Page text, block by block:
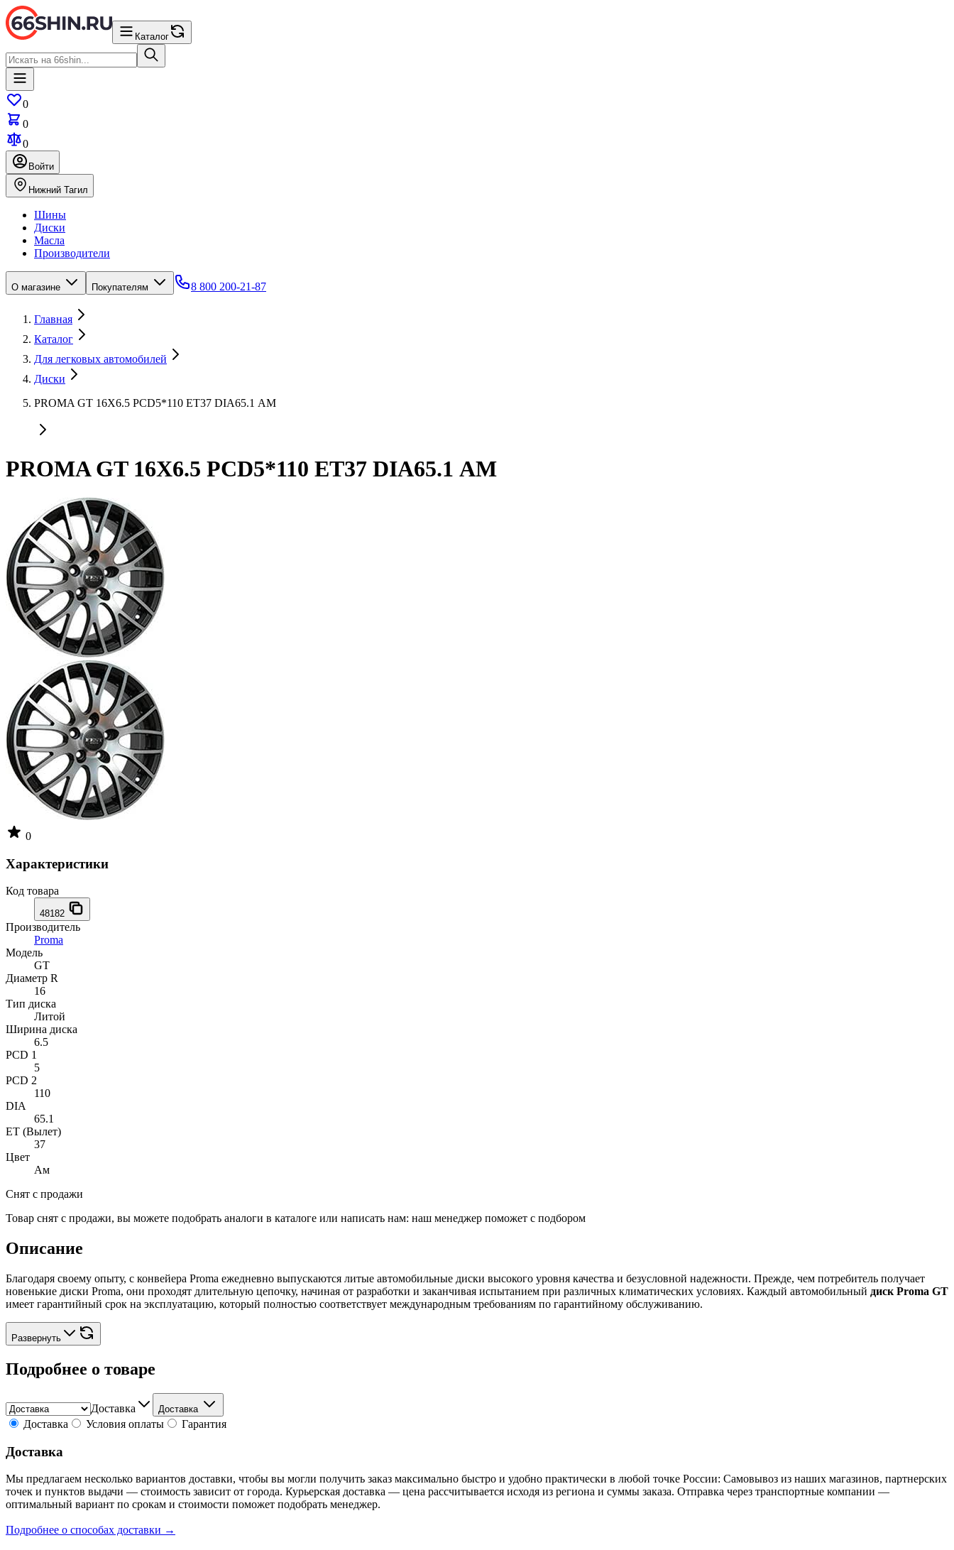
Каталог
0
0
0
Войти
Нижний Тагил
Шины
Диски
Масла
Производители
О магазине Покупателям 8 800 200-21-87
Главная
Каталог
Для легковых автомобилей
Диски
PROMA GT 16X6.5 PCD5*110 ET37 DIA65.1 АМ
PROMA GT 16X6.5 PCD5*110 ET37 DIA65.1 АМ
0
Характеристики
Код товара
48182
Производитель
Proma
Модель
GT
Диаметр R
16
Тип диска
Литой
Ширина диска
6.5
PCD 1
5
PCD 2
110
DIA
65.1
ET (Вылет)
37
Цвет
Ам
Снят с продажи
Товар снят с продажи, вы можете подобрать аналоги в каталоге или написать нам: наш менеджер поможет с подбором
Описание
Благодаря своему опыту, с конвейера Proma ежедневно выпускаются литые автомобильные диски высокого уровня качества и безусловной надежности. Прежде, чем потребитель получает
новенькие диски Proma, они проходят длительную цепочку, начиная от разработки и заканчивая испытанием при различных климатических условиях. Каждый автомобильный диск Proma GT
имеет гарантийный срок на эксплуатацию, который полностью соответствует международным требованиям по гарантийному обслуживанию.
Развернуть
Подробнее о товаре
Доставка Доставка
Доставка Условия оплаты Гарантия
Доставка
Мы предлагаем несколько вариантов доставки, чтобы вы могли получить заказ максимально быстро и удобно практически в любой точке России: Самовывоз из наших магазинов, партнерских
точек и пунктов выдачи — стоимость зависит от города. Курьерская доставка — цена рассчитывается исходя из региона и суммы заказа. Отправка через транспортные компании —
оптимальный вариант по срокам и стоимости поможет подобрать менеджер.
Подробнее о способах доставки →